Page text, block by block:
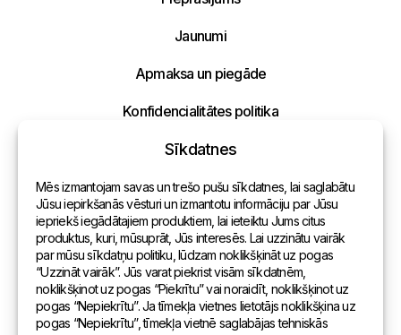
Uzraksti savu ziņojumu un mēs atbildēsim
Jaunumi
Apmaksa un piegāde
Konfidencialitātes politika
Kontakti
Vispārēja informācija
Pārstāvniecības pasaulē
Adrese
Andreja Pumpura iela 104B, Daugavpils, Latvija, LV-5404
Sīkdatnes
Mēs izmantojam savas un trešo pušu sīkdatnes, lai saglabātu
Jūsu iepirkšanās vēsturi un izmantotu informāciju par Jūsu
iepriekš iegādātajiem produktiem, lai ieteiktu Jums citus
produktus, kuri, mūsuprāt, Jūs interesēs. Lai uzzinātu vairāk
par mūsu sīkdatņu politiku, lūdzam noklikšķināt uz pogas
“Uzzināt vairāk”. Jūs varat piekrist visām sīkdatnēm,
noklikšķinot uz pogas “Piekrītu” vai noraidīt, noklikšķinot uz
pogas “Nepiekrītu”. Ja tīmekļa vietnes lietotājs noklikšķina uz
pogas “Nepiekrītu”, tīmekļa vietnē saglabājas tehniskās